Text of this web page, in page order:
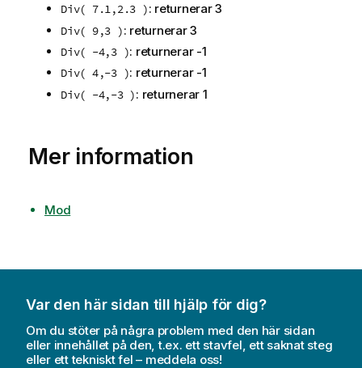
Div( 7.1,2.3 ): returnerar 3
Div( 9,3 ): returnerar 3
Div( -4,3 ): returnerar -1
Div( 4,-3 ): returnerar -1
Div( -4,-3 ): returnerar 1
Mer information
Mod
Var den här sidan till hjälp för dig?
Om du stöter på några problem med den här sidan
eller innehållet på den, t.ex. ett stavfel, ett saknat steg
eller ett tekniskt fel – meddela oss!